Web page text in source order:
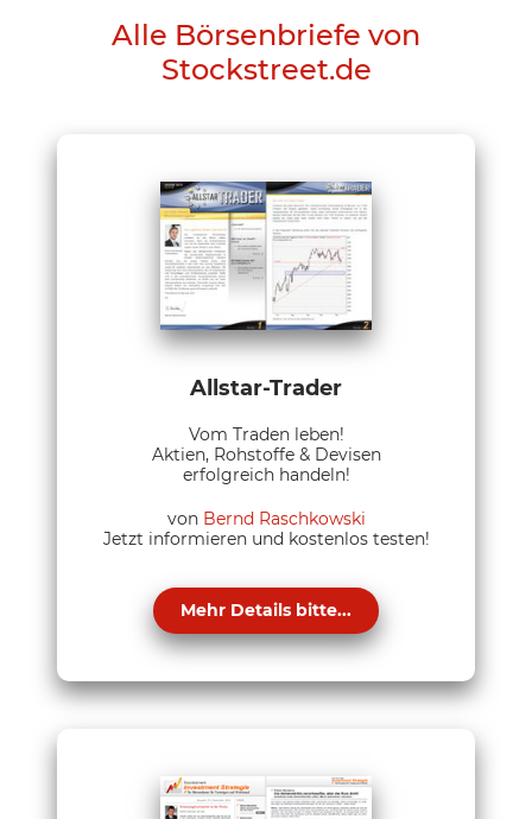
Alle Börsenbriefe von
Stockstreet.de
Allstar-Trader
Vom Traden leben!
Aktien, Rohstoffe & Devisen
erfolgreich handeln!
von Bernd Raschkowski
Jetzt informieren und kostenlos testen!
Mehr Details bitte...